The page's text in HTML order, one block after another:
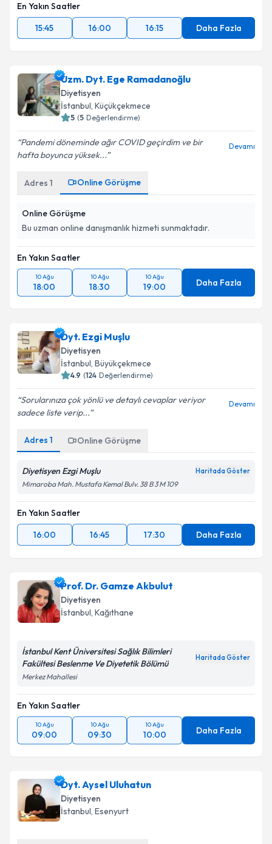
En Yakın Saatler
15:45
16:00 16:15 Daha Fazla
Uzm. Dyt. Ege Ramadanoğlu
Diyetisyen
İstanbul, Küçükçekmece
5 (5 Değerlendirme)
Pandemi döneminde ağır COVID geçirdim ve bir
hafta boyunca yüksek...
Devamı
Adres 1 Online Görüşme
Online Görüşme
Bu uzman online danışmanlık hizmeti sunmaktadır.
En Yakın Saatler
10 Ağu
18:00
10 Ağu
18:30
10 Ağu
19:00 Daha Fazla
Dyt. Ezgi Muşlu
Diyetisyen
İstanbul, Büyükçekmece
4.9 (124 Değerlendirme)
Sorularınıza çok yönlü ve detaylı cevaplar veriyor
sadece liste verip...
Devamı
Adres 1 Online Görüşme
Diyetisyen Ezgi Muşlu Haritada Göster
Mimaroba Mah. Mustafa Kemal Bulv. 38 B 3 M 109
En Yakın Saatler
16:00
16:45 17:30 Daha Fazla
Prof. Dr. Gamze Akbulut
Diyetisyen
İstanbul, Kağıthane
İstanbul Kent Üniversitesi Sağlık Bilimleri
Fakültesi Beslenme Ve Diyetetik Bölümü
Haritada Göster
Merkez Mahallesi
En Yakın Saatler
10 Ağu
09:00
10 Ağu
09:30
10 Ağu
10:00 Daha Fazla
Dyt. Aysel Uluhatun
Diyetisyen
İstanbul, Esenyurt